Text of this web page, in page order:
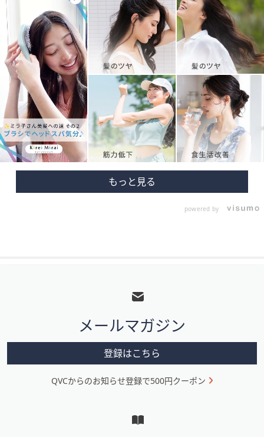
powered by
メ
ニ
メールマガジン
登録はこちら
QVCからのお知らせ登録で500円クーポン